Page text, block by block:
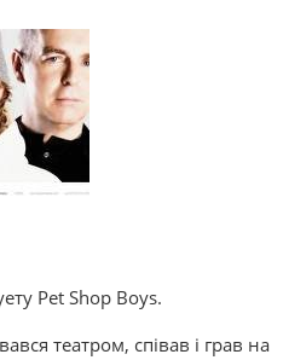
Pet Shop Boys.
театром, співав і грав на